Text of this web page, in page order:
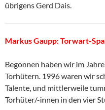
übrigens Gerd Dais.
Markus Gaupp: Torwart-
Begonnen haben wir im
Torhütern. 1996 waren wir
Talente, und mittlerweile
Torhüter/-innen in den vier